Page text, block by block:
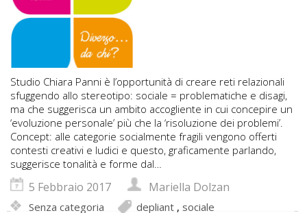
Studio Chiara Panni è l’opportunità di creare reti relazionali
sfuggendo allo stereotipo: sociale = problematiche e disagi,
ma che suggerisca un ambito accogliente in cui concepire un
‘evoluzione personale’ più che la ‘risoluzione dei problemi’.
Concept: alle categorie socialmente fragili vengono offerti
contesti creativi e ludici e questo, graficamente parlando,
suggerisce tonalità e forme dal…
5 Febbraio 2017 Mariella Dolzan
Senza categoria depliant , sociale